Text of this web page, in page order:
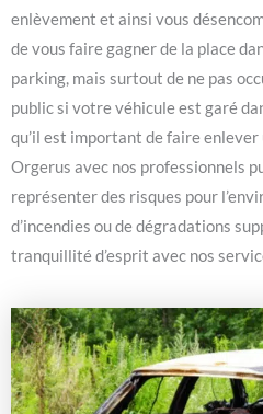
enlèvement et ainsi vous
de vous faire gagner de la place
parking, mais surtout de ne pas
public si votre véhicule est garé
qu’il est important de faire enlever
Orgerus avec nos professionnels
représenter des risques pour
d’incendies ou de dégradations
tranquillité d’esprit avec nos